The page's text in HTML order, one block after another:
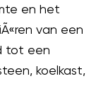
en het
van een
tot een
koelkast,